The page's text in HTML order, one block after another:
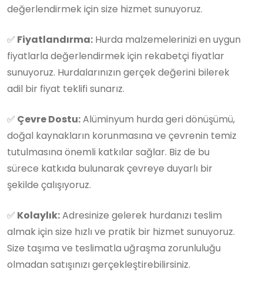
değerlendirmek için size hizmet sunuyoruz.
✅ Fiyatlandırma: Hurda malzemelerinizi en uygun
fiyatlarla değerlendirmek için rekabetçi fiyatlar
sunuyoruz. Hurdalarınızın gerçek değerini bilerek
adil bir fiyat teklifi sunarız.
✅ Çevre Dostu:Alüminyum hurda geri dönüşümü,
doğal kaynakların korunmasına ve çevrenin temiz
tutulmasına önemli katkılar sağlar. Biz de bu
sürece katkıda bulunarak çevreye duyarlı bir
şekilde çalışıyoruz.
✅ Kolaylık:Adresinize gelerek hurdanızı teslim
almak için size hızlı ve pratik bir hizmet sunuyoruz.
Size taşıma ve teslimatla uğraşma zorunluluğu
olmadan satışınızı gerçekleştirebilirsiniz.